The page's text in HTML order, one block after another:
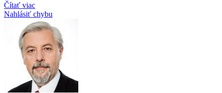
Čítať viac
Nahlásiť chybu